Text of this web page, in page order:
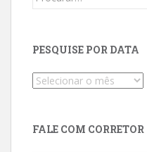
PESQUISE POR DATA
Pesquise
FALE COM CORRETOR